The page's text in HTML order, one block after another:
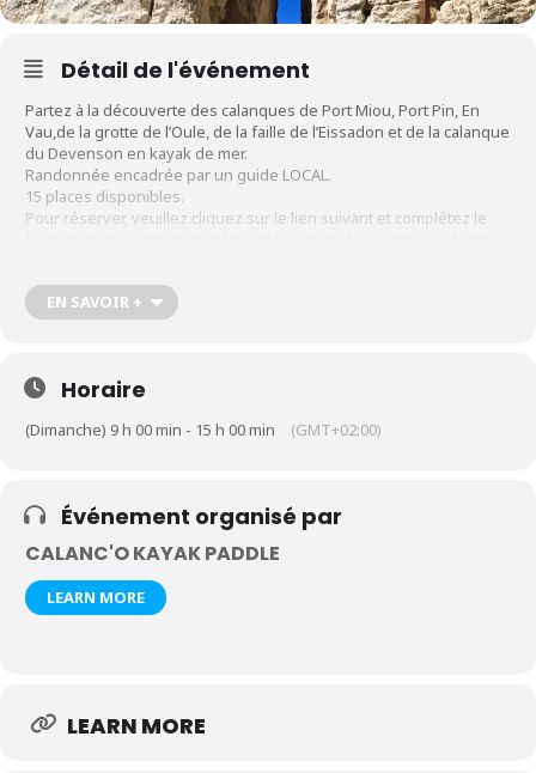
Détail de l'événement
Partez à la découverte des calanques de Port Miou, Port Pin, En
Vau,de la grotte de l’Oule, de la faille de l’Eissadon et de la calanque
du Devenson en kayak de mer.
Randonnée encadrée par un guide LOCAL.
15 places disponibles.
Pour réserver, veuillez cliquez sur le lien suivant et complétez le
paddle.com/contact-kayak-paddle-cassis-calanques
EN SAVOIR +
Horaire
(Dimanche) 9 h 00 min - 15 h 00 min (GMT+02:00)
Événement organisé par
CALANC'O KAYAK PADDLE
LEARN MORE
LEARN MORE